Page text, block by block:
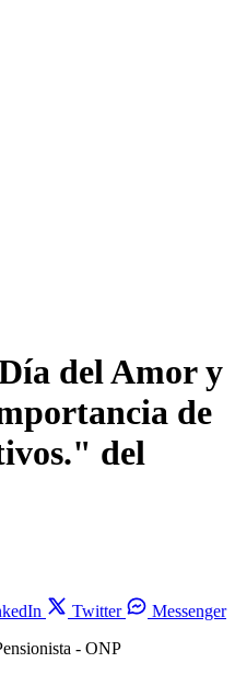
del Amor y
de
del
Twitter
Messenger
- ONP